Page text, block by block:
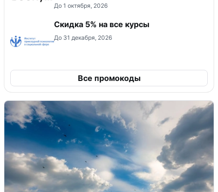
До 1 октября, 2026
Скидка 5% на все курсы
До 31 декабря, 2026
Все промокоды